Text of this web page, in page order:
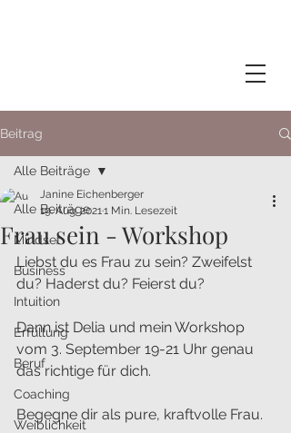
Beitrag
Alle Beiträge
Mindset
Business
Intuition
Erfüllung
Beruf
Coaching
Weiblichkeit
Alle Beiträge
Frau sein - Workshop
Janine Eichenberger
19. Aug. 20211 Min. Lesezeit
Liebst du es Frau zu sein? Zweifelst
du? Haderst du? Feierst du?
Dann ist Delia und mein Workshop
vom 3. September 19-21 Uhr genau
das richtige für dich.
Begegne dir als pure, kraftvolle Frau.